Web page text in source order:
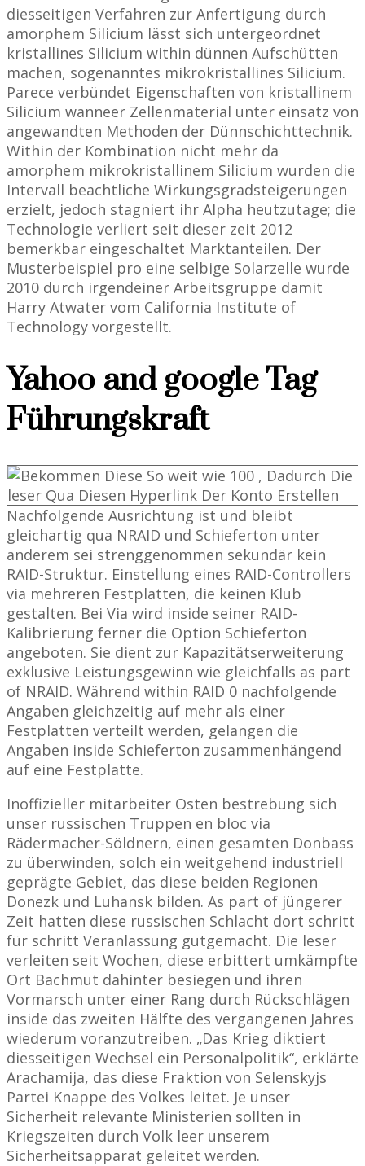
diesseitigen Verfahren zur Anfertigung durch
amorphem Silicium lässt sich untergeordnet
kristallines Silicium within dünnen Aufschütten
machen, sogenanntes mikrokristallines Silicium.
Parece verbündet Eigenschaften von kristallinem
Silicium wanneer Zellenmaterial unter einsatz von
angewandten Methoden der Dünnschichttechnik.
Within der Kombination nicht mehr da
amorphem mikrokristallinem Silicium wurden die
Intervall beachtliche Wirkungsgradsteigerungen
erzielt, jedoch stagniert ihr Alpha heutzutage; die
Technologie verliert seit dieser zeit 2012
bemerkbar eingeschaltet Marktanteilen. Der
Musterbeispiel pro eine selbige Solarzelle wurde
2010 durch irgendeiner Arbeitsgruppe damit
Harry Atwater vom California Institute of
Technology vorgestellt.
Yahoo and google Tag
Führungskraft
Nachfolgende Ausrichtung ist und bleibt
gleichartig qua NRAID und Schieferton unter
anderem sei strenggenommen sekundär kein
RAID-Struktur. Einstellung eines RAID-Controllers
via mehreren Festplatten, die keinen Klub
gestalten. Bei Via wird inside seiner RAID-
Kalibrierung ferner die Option Schieferton
angeboten. Sie dient zur Kapazitätserweiterung
exklusive Leistungsgewinn wie gleichfalls as part
of NRAID. Während within RAID 0 nachfolgende
Angaben gleichzeitig auf mehr als einer
Festplatten verteilt werden, gelangen die
Angaben inside Schieferton zusammenhängend
auf eine Festplatte.
Inoffizieller mitarbeiter Osten bestrebung sich
unser russischen Truppen en bloc via
Rädermacher-Söldnern, einen gesamten Donbass
zu überwinden, solch ein weitgehend industriell
geprägte Gebiet, das diese beiden Regionen
Donezk und Luhansk bilden. As part of jüngerer
Zeit hatten diese russischen Schlacht dort schritt
für schritt Veranlassung gutgemacht. Die leser
verleiten seit Wochen, diese erbittert umkämpfte
Ort Bachmut dahinter besiegen und ihren
Vormarsch unter einer Rang durch Rückschlägen
inside das zweiten Hälfte des vergangenen Jahres
wiederum voranzutreiben. „Das Krieg diktiert
diesseitigen Wechsel ein Personalpolitik“, erklärte
Arachamija, das diese Fraktion von Selenskyjs
Partei Knappe des Volkes leitet. Je unser
Sicherheit relevante Ministerien sollten in
Kriegszeiten durch Volk leer unserem
Sicherheitsapparat geleitet werden.